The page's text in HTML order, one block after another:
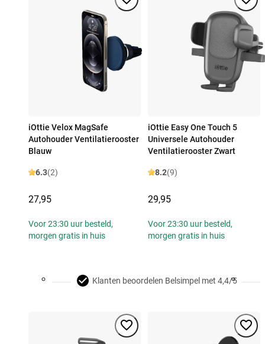
iOttie Velox MagSafe
Autohouder Ventilatierooster
Blauw
6.3(2)
27,95
Voor 23:30 uur besteld,
morgen gratis in huis
iOttie Easy One Touch 5
Universele Autohouder
Ventilatierooster Zwart
8.2(9)
29,95
Voor 23:30 uur besteld,
morgen gratis in huis
Klanten beoordelen Belsimpel met 4,4/5